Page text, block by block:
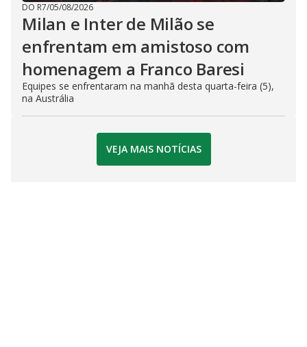
DO R7/05/08/2026
Milan e Inter de Milão se
enfrentam em amistoso com
homenagem a Franco Baresi
Equipes se enfrentaram na manhã desta quarta-feira (5),
na Austrália
VEJA MAIS NOTÍCIAS